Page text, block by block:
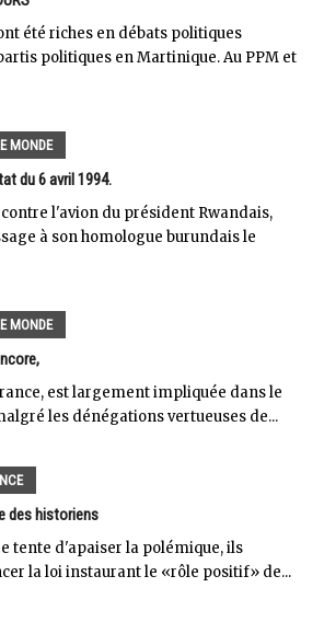
été riches en débats politiques
politiques en Martinique. Au PPM et
MONDE
du 6 avril 1994.
l'avion du président Rwandais,
à son homologue burundais le
MONDE
est largement impliquée dans le
les dénégations vertueuses de...
des historiens
tente d'apaiser la polémique, ils
la loi instaurant le «rôle positif» de...